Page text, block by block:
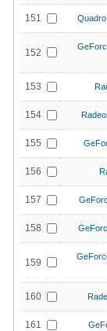
151
152
153
154
155
156
157
158
159
160
161